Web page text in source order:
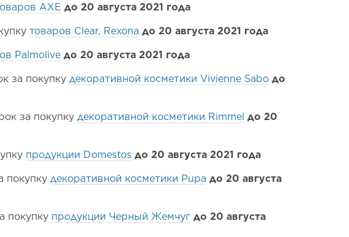
AXE до 20 августа 2021 года
товаров Clear, Rexona до 20 августа 2021 года
Palmolive до 20 августа 2021 года
за покупкудекоративной косметики Vivienne Sabo до
за покупкудекоративной косметики Rimmel до 20
продукции Domestos до 20 августа 2021 года
покупкудекоративной косметики Pupa до 20 августа
покупку продукции Черный Жемчуг до 20 августа